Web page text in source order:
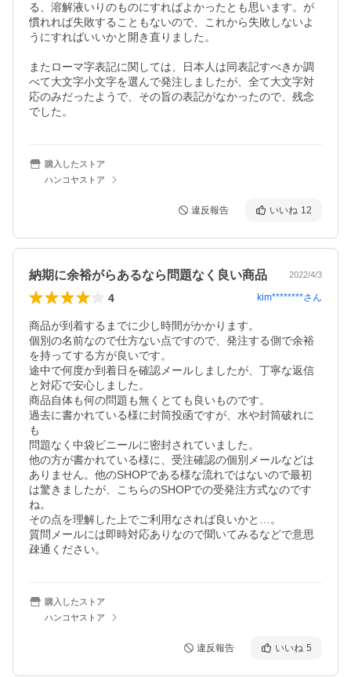
る、溶解液いりのものにすればよかったとも思います。が
慣れれば失敗することもないので、これから失敗しないよ
うにすればいいかと開き直りました。
またローマ字表記に関しては、日本人は同表記すべきか調
べて大文字小文字を選んで発注しましたが、全て大文字対
応のみだったようで、その旨の表記がなかったので、残念
でした。
購入したストア
ハンコヤストア
違反報告 いいね 12
納期に余裕がらあるなら問題なく良い商品 2022/4/3
4 kim********さん
商品が到着するまでに少し時間がかかります。
個別の名前なので仕方ない点ですので、発注する側で余裕
を持ってする方が良いです。
途中で何度か到着日を確認メールしましたが、丁寧な返信
と対応で安心しました。
商品自体も何の問題も無くとても良いものです。
過去に書かれている様に封筒投函ですが、水や封筒破れに
も
問題なく中袋ビニールに密封されていました。
他の方が書かれている様に、受注確認の個別メールなどは
ありません。他のSHOPである様な流れではないので最初
は驚きましたが、こちらのSHOPでの受発注方式なのです
ね。
その点を理解した上でご利用なされば良いかと…。
質問メールには即時対応ありなので聞いてみるなどで意思
疎通ください。
購入したストア
ハンコヤストア
違反報告 いいね 5